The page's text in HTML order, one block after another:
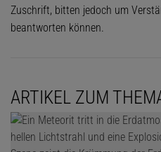
Zuschrift, bitten jedoch um
beantworten können.
ARTIKEL ZUM